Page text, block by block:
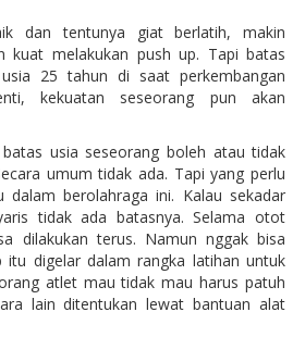
dan tentunya giat berlatih, makin
kuat melakukan push up. Tapi batas
25 tahun di saat perkembangan
kekuatan seseorang pun akan
usia seseorang boleh atau tidak
umum tidak ada. Tapi yang perlu
dalam berolahraga ini. Kalau sekadar
tidak ada batasnya. Selama otot
dilakukan terus. Namun nggak bisa
itu digelar dalam rangka latihan untuk
atlet mau tidak mau harus patuh
lain ditentukan lewat bantuan alat